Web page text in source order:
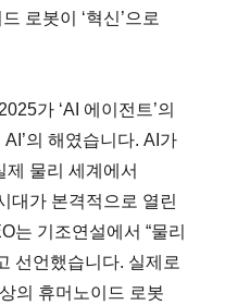
로봇이 ‘혁신’으로
가 ‘AI 에이전트’의
의 해였습니다. AI가
제 물리 세계에서
대가 본격적으로 열린
는 기조연설에서 “물리
선언했습니다. 실제로
의 휴머노이드 로봇